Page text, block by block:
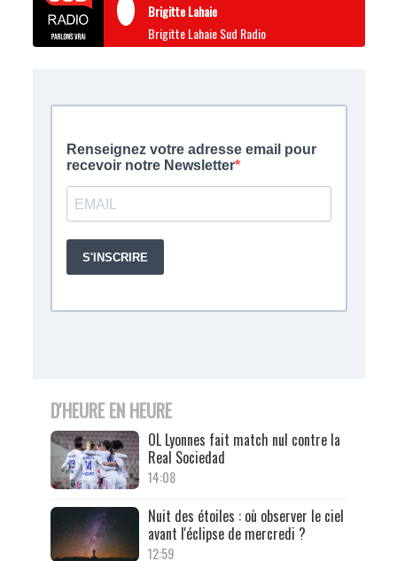
Brigitte Lahaie
Brigitte Lahaie Sud Radio
D'HEURE EN HEURE
OL Lyonnes fait match nul contre la
Real Sociedad
14:08
Nuit des étoiles : où observer le ciel
avant l'éclipse de mercredi ?
12:59